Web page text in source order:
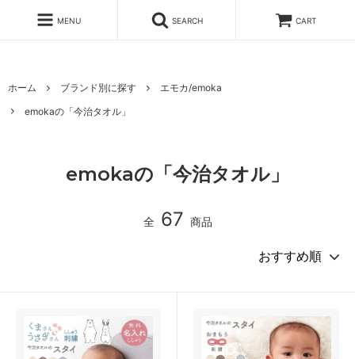
MENU SEARCH CART
ホーム ブランド別に探す
エモカ/emoka
emokaの「今治タオル」
emokaの「今治タオル」
全 67 商品